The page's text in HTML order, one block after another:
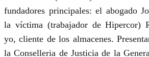
fundadores principales: el abogado
la víctima (trabajador de Hipercor)
yo, cliente de los almacenes.
la Conselleria de Justicia de la